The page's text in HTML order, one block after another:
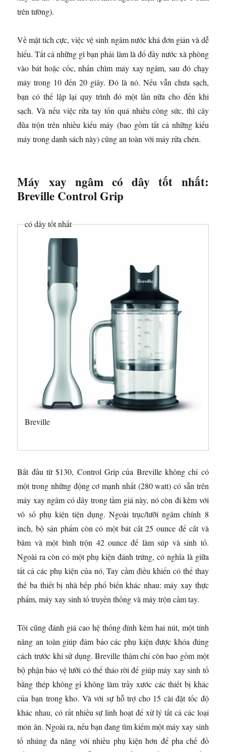
trên tường).
Về mặt tích cực, việc vệ sinh ngâm nước khá đơn giản và dễ
hiểu. Tất cả những gì bạn phải làm là đổ đầy nước xà phòng
vào bát hoặc cốc, nhấn chìm máy xay ngâm, sau đó chạy
máy trong 10 đến 20 giây. Đó là nó. Nếu vẫn chưa sạch,
bạn có thể lặp lại quy trình đó một lần nữa cho đến khi
sạch. Và nếu việc rửa tay tốn quá nhiều công sức, thì cây
đũa trộn trên nhiều kiểu máy (bao gồm tất cả những kiểu
máy trong danh sách này) cũng an toàn với máy rửa chén.
Máy xay ngâm có dây tốt nhất:
Breville Control Grip
có dây tốt nhất
Breville
Bắt đầu từ $130, Control Grip của Breville không chỉ có
một trong những động cơ mạnh nhất (280 watt) có sẵn trên
máy xay ngâm có dây trong tầm giá này, nó còn đi kèm với
vô số phụ kiện tiện dụng. Ngoài trục/lưỡi ngâm chính 8
inch, bộ sản phẩm còn có một bát cắt 25 ounce để cắt và
băm và một bình trộn 42 ounce để làm súp và sinh tố.
Ngoài ra còn có một phụ kiện đánh trứng, có nghĩa là giữa
tất cả các phụ kiện của nó, Tay cầm điều khiển có thể thay
thế ba thiết bị nhà bếp phổ biến khác nhau: máy xay thực
phẩm, máy xay sinh tố truyền thống và máy trộn cầm tay.
Tôi cũng đánh giá cao hệ thống đính kèm hai nút, một tính
năng an toàn giúp đảm bảo các phụ kiện được khóa đúng
cách trước khi sử dụng. Breville thậm chí còn bao gồm một
bộ phận bảo vệ lưỡi có thể tháo rời để giúp máy xay sinh tố
bằng thép không gỉ không làm trầy xước các thiết bị khác
của bạn trong kho. Và với sự hỗ trợ cho 15 cài đặt tốc độ
khác nhau, có rất nhiều sự linh hoạt để xử lý tất cả các loại
món ăn. Ngoài ra, nếu bạn đang tìm kiếm một máy xay sinh
tố nhúng đa năng với nhiều phụ kiện hơn để pha chế đồ